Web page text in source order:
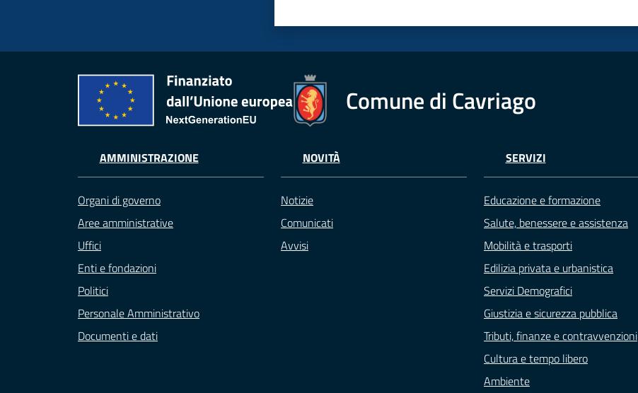
Comune di Cavriago
AMMINISTRAZIONE
Organi di governo
Aree amministrative
Uffici
Enti e fondazioni
Politici
Personale Amministrativo
Documenti e dati
NOVITÀ
Notizie
Comunicati
Avvisi
SERVIZI
Educazione e formazione
Salute, benessere e assistenza
Mobilità e trasporti
Edilizia privata e urbanistica
Servizi Demografici
Giustizia e sicurezza pubblica
Tributi, finanze e contravvenzioni
Cultura e tempo libero
Ambiente